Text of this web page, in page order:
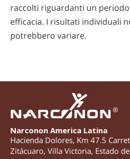
raccolti riguardanti un
efficacia. I risultati individuali
potrebbero variare.
®
Narconon America Latina
Hacienda Dolores, Km 47.5
Zitácuaro, Villa Victoria, Estado